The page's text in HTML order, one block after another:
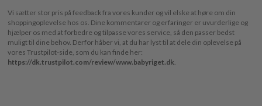
Vi sætter stor pris på feedback fra vores kunder og vil elske at høre om din
shoppingoplevelse hos os. Dine kommentarer og erfaringer er uvurderlige og
hjælper os med at forbedre og tilpasse vores service, så den passer bedst
muligt til dine behov. Derfor håber vi, at du har lyst til at dele din oplevelse på
vores Trustpilot-side, som du kan finde her:
https://dk.trustpilot.com/review/www.babyriget.dk.